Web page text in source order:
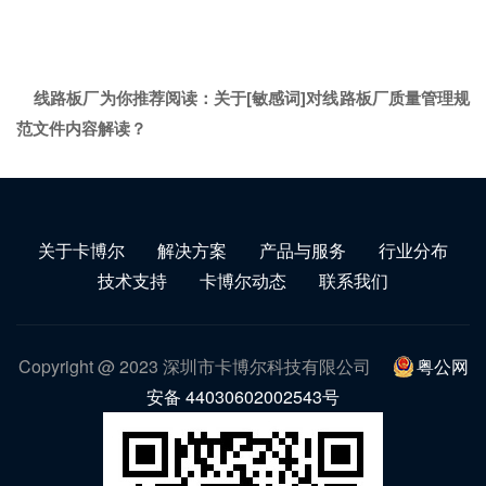
线路板厂为你推荐阅读： 关于[敏感词]对线路板厂质量管理规
范文件内容解读？
关于卡博尔 解决方案 产品与服务
行业分布
技术支持
卡博尔动态 联系我们
Copyright @ 2023 深圳市卡博尔科技有限公司
粤公网
安备 44030602002543号